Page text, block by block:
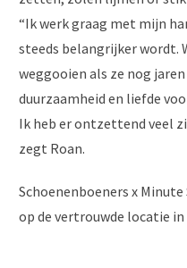
“Ik werk graag met mijn
steeds belangrijker wordt.
weggooien als ze nog
duurzaamheid en liefde
Ik heb er ontzettend veel
zegt Roan.
Schoenenboeners x
op de vertrouwde locatie in